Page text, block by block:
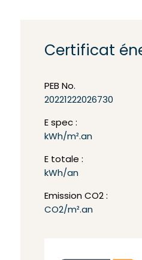
Certificat
PEB No.
20221222026730
E spec :
kWh/m².an
E totale :
kWh/an
Emission CO2 :
CO2/m².an